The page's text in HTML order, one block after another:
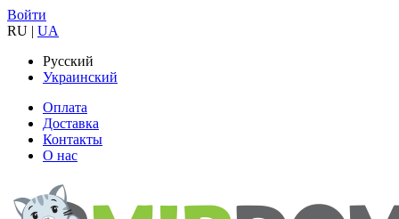
Войти
RU | UA
Русский
Украинский
Оплата
Доставка
Контакты
О нас